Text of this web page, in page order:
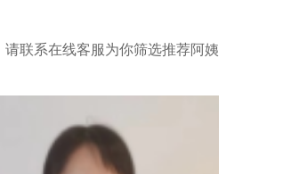
请联系在线客服为你筛选推荐阿姨